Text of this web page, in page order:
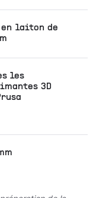
en laiton de
les
3D